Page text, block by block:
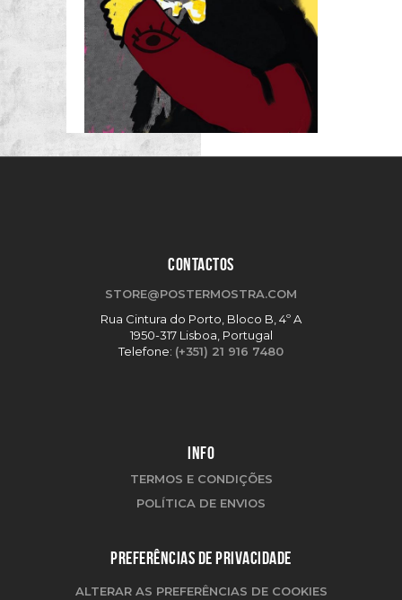
CONTACTOS
STORE@POSTERMOSTRA.COM
Rua Cintura do Porto, Bloco B, 4º A
1950-317 Lisboa, Portugal
Telefone: (+351) 21 916 7480
INFO
TERMOS E CONDIÇÕES
POLÍTICA DE ENVIOS
PREFERÊNCIAS DE PRIVACIDADE
ALTERAR AS PREFERÊNCIAS DE COOKIES